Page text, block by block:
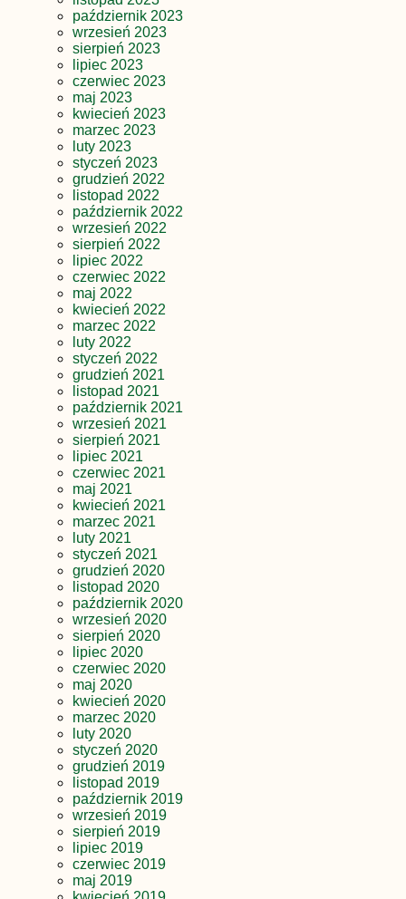
październik 2023
wrzesień 2023
sierpień 2023
lipiec 2023
czerwiec 2023
maj 2023
kwiecień 2023
marzec 2023
luty 2023
styczeń 2023
grudzień 2022
listopad 2022
październik 2022
wrzesień 2022
sierpień 2022
lipiec 2022
czerwiec 2022
maj 2022
kwiecień 2022
marzec 2022
luty 2022
styczeń 2022
grudzień 2021
listopad 2021
październik 2021
wrzesień 2021
sierpień 2021
lipiec 2021
czerwiec 2021
maj 2021
kwiecień 2021
marzec 2021
luty 2021
styczeń 2021
grudzień 2020
listopad 2020
październik 2020
wrzesień 2020
sierpień 2020
lipiec 2020
czerwiec 2020
maj 2020
kwiecień 2020
marzec 2020
luty 2020
styczeń 2020
grudzień 2019
listopad 2019
październik 2019
wrzesień 2019
sierpień 2019
lipiec 2019
czerwiec 2019
maj 2019